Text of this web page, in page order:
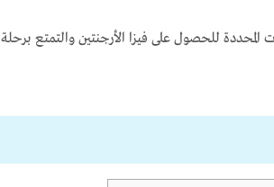
المحددة للحصول على فيزا الأرجنتين والتمتع برحلة